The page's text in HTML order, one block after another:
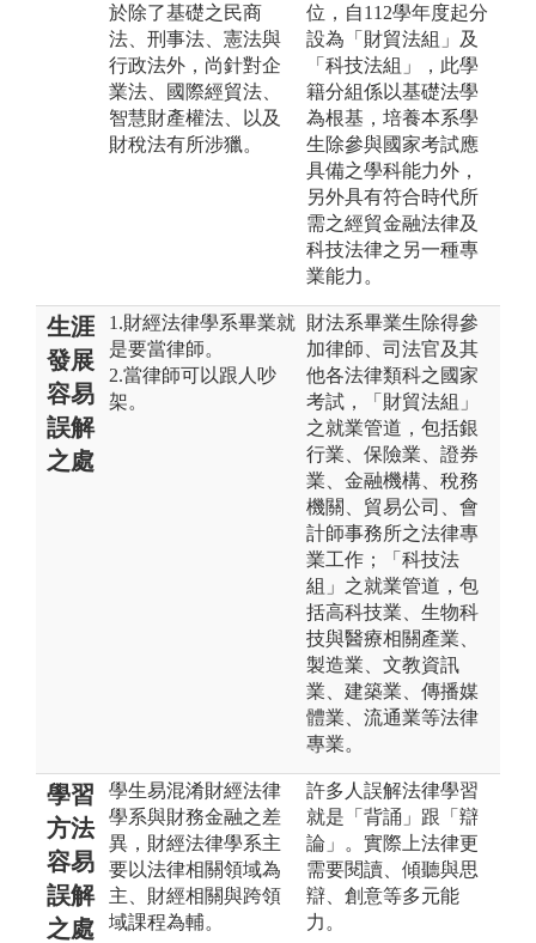
於除了基礎之民商
法、刑事法、憲法與
行政法外，尚針對企
業法、國際經貿法、
智慧財產權法、以及
財稅法有所涉獵。
位，自112學年度起分
設為「財貿法組」及
「科技法組」，此學
籍分組係以基礎法學
為根基，培養本系學
生除參與國家考試應
具備之學科能力外，
另外具有符合時代所
需之經貿金融法律及
科技法律之另一種專
業能力。
生涯
發展
容易
誤解
之處
1.財經法律學系畢業就
是要當律師。
2.當律師可以跟人吵
架。
財法系畢業生除得參
加律師、司法官及其
他各法律類科之國家
考試，「財貿法組」
之就業管道，包括銀
行業、保險業、證券
業、金融機構、稅務
機關、貿易公司、會
計師事務所之法律專
業工作；「科技法
組」之就業管道，包
括高科技業、生物科
技與醫療相關產業、
製造業、文教資訊
業、建築業、傳播媒
體業、流通業等法律
專業。
學習
方法
容易
誤解
之處
學生易混淆財經法律
學系與財務金融之差
異，財經法律學系主
要以法律相關領域為
主、財經相關與跨領
域課程為輔。
許多人誤解法律學習
就是「背誦」跟「辯
論」。實際上法律更
需要閱讀、傾聽與思
辯、創意等多元能
力。